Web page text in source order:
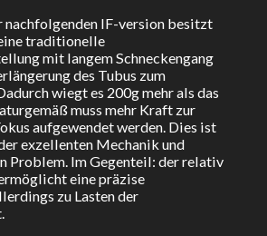
nachfolgenden IF-version besitzt
traditionelle
mit langem Schneckengang
des Tubus zum
wiegt es 200g mehr als das
muss mehr Kraft zur
aufgewendet werden. Dies ist
exzellenten Mechanik und
Problem. Im Gegenteil: der relativ
eine präzise
zu Lasten der